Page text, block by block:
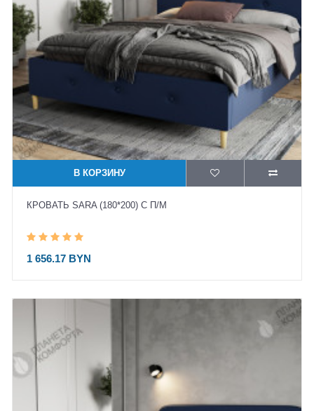
В КОРЗИНУ
КРОВАТЬ SARA (180*200) С П/М
1 656.17 BYN